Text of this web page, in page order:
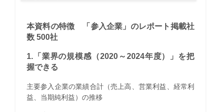
本資料の特徴 「参入企業」のレポート掲載社
数 500社
1.「業界の規模感（2020～2024年度）」を把
握できる
主要参入企業の業績合計（売上高、営業利益、経常利
益、当期純利益）の推移